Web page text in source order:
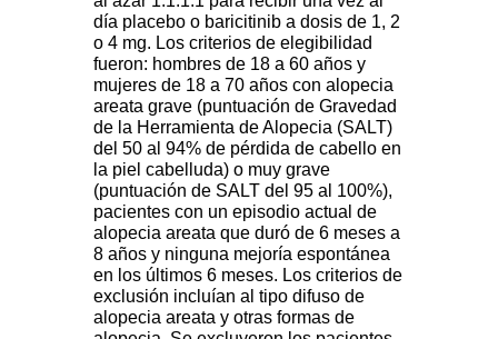
día placebo o baricitinib a dosis de 1, 2
o 4 mg. Los criterios de elegibilidad
fueron: hombres de 18 a 60 años y
mujeres de 18 a 70 años con alopecia
areata grave (puntuación de Gravedad
de la Herramienta de Alopecia (SALT)
del 50 al 94% de pérdida de cabello en
la piel cabelluda) o muy grave
(puntuación de SALT del 95 al 100%),
pacientes con un episodio actual de
alopecia areata que duró de 6 meses a
8 años y ninguna mejoría espontánea
en los últimos 6 meses. Los criterios de
exclusión incluían al tipo difuso de
alopecia areata y otras formas de